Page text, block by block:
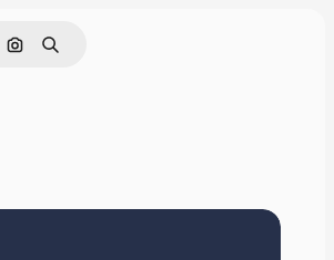
Pesquisar por imagem
Buscar